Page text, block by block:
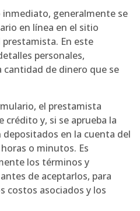
generalmente se
en línea en el sitio
En este
personales,
de dinero que se
el prestamista
crédito y, si se aprueba la
en la cuenta del
o minutos. Es
los términos y
de aceptarlos, para
costos asociados y los